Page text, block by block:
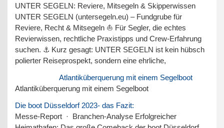
UNTER SEGELN: Reviere, Mitsegeln & Skipperwissen
UNTER SEGELN (untersegeln.eu) – Fundgrube für
Reviere, Recht & Mitsegeln ⛵ Für Segler, die echtes
Revierwissen, rechtliche Praxistipps und Crew-Erfahrung
suchen. ⚓ Kurz gesagt: UNTER SEGELN ist kein hübsch
polierter Reiseprospekt, sondern eine ehrliche,
Atlantiküberquerung mit einem Segelboot
Atlantiküberquerung mit einem Segelboot
Die boot Düsseldorf 2023- das Fazit:
Messe-Report · Branchen-Analyse Erfolgreicher